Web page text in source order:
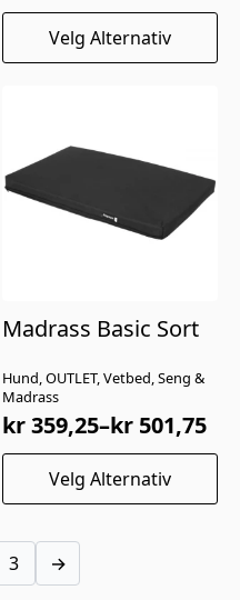
Velg Alternativ
Dette
produktet
har
Alternativene
kan
velges
Hund, OUTLET, Vetbed, Seng &
Madrass
Madrass Basic Sort
kr359,25–kr 501,75
Prisområde:
kr 359,25
Velg Alternativ
Dette
produktet
har
flere
varianter.
Alternativene
3 →